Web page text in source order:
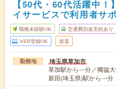
【50代・60代活躍中
イサービスで利用者サ
職種未経験OK 交通費別途支給あり
WEB登録OK 派遣
勤務地 埼玉県草加市
草加駅から---分／獨協
新田(埼玉県)駅から---分